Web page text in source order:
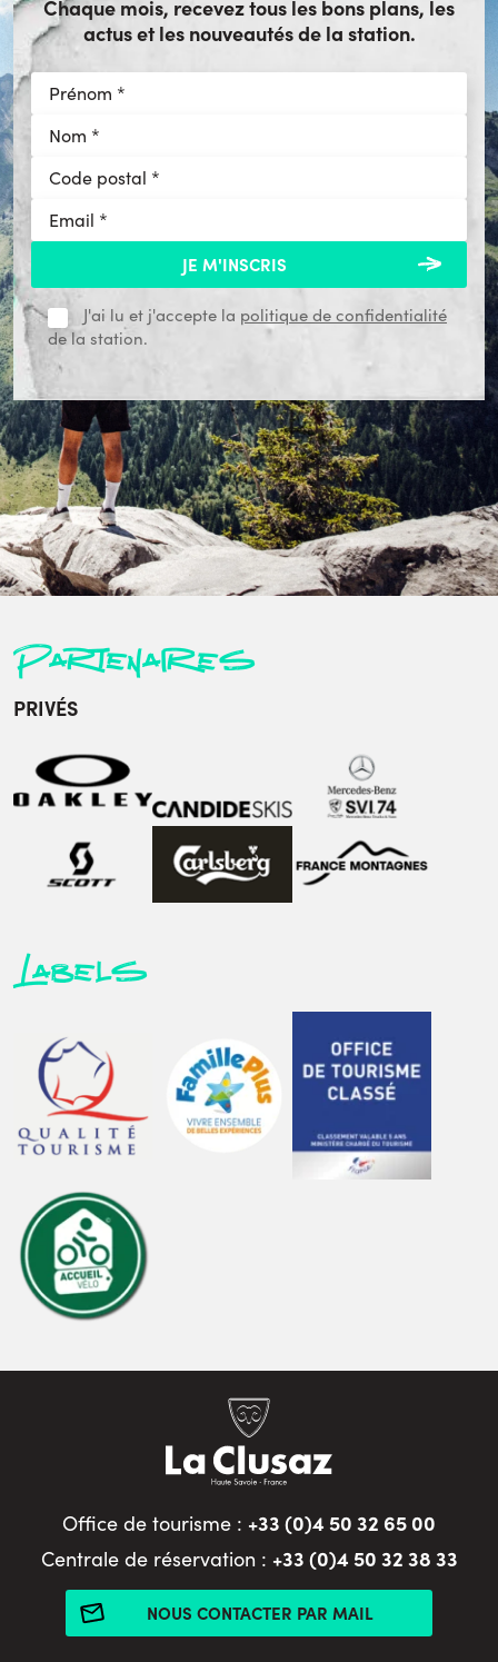
Chaque mois, recevez tous les bons plans, les
actus et les nouveautés de la station.
J'ai lu et j'accepte la politique de confidentialité
de la station.
Partenaires
PRIVÉS
Labels
Office de tourisme : +33 (0)4 50 32 65 00
Centrale de réservation : +33 (0)4 50 32 38 33
NOUS CONTACTER PAR MAIL